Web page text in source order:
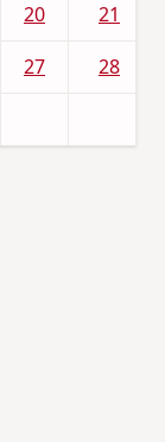
20
21
27
28